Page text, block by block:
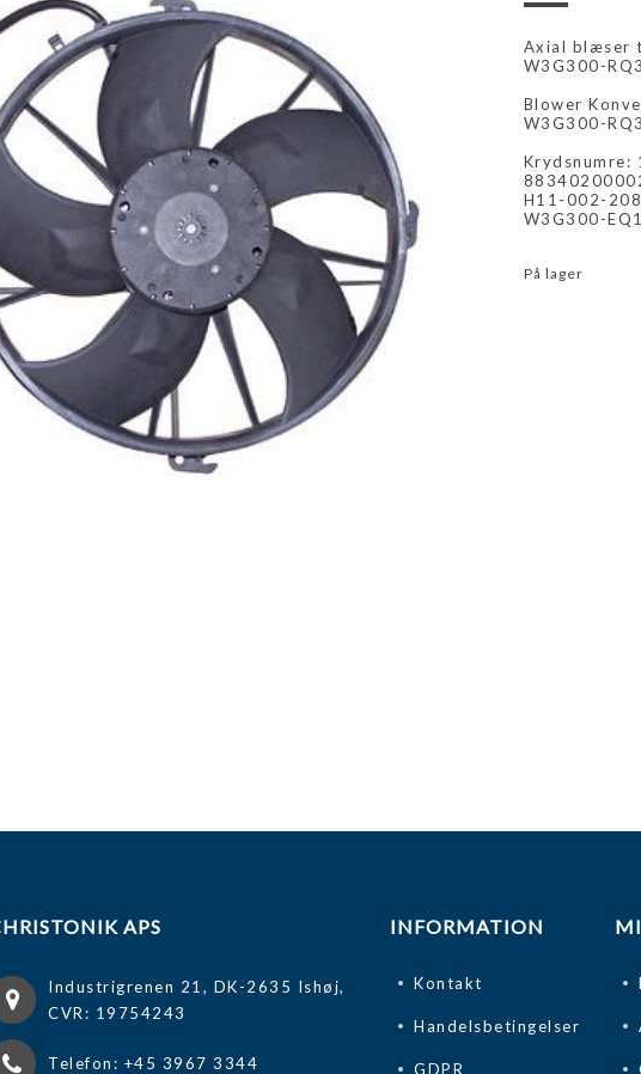
Axial blæser
W3G300-
Blower
W3G300-
H11-002-
W3G300-
På lager
APS
Industrigrenen 21, DK-2635 Ishøj,
CVR: 19754243
Telefon: +45 3967 3344
INFORMATION
Kontakt
Handelsbetingelser
GDPR